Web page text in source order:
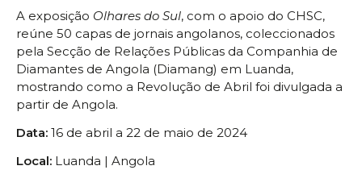
A exposição Olhares do Sul, com o apoio do CHSC,
reúne 50 capas de jornais angolanos, coleccionados
pela Secção de Relações Públicas da Companhia de
Diamantes de Angola (Diamang) em Luanda,
mostrando como a Revolução de Abril foi divulgada a
partir de Angola.
Data: 16 de abril a 22 de maio de 2024
Local: Luanda | Angola